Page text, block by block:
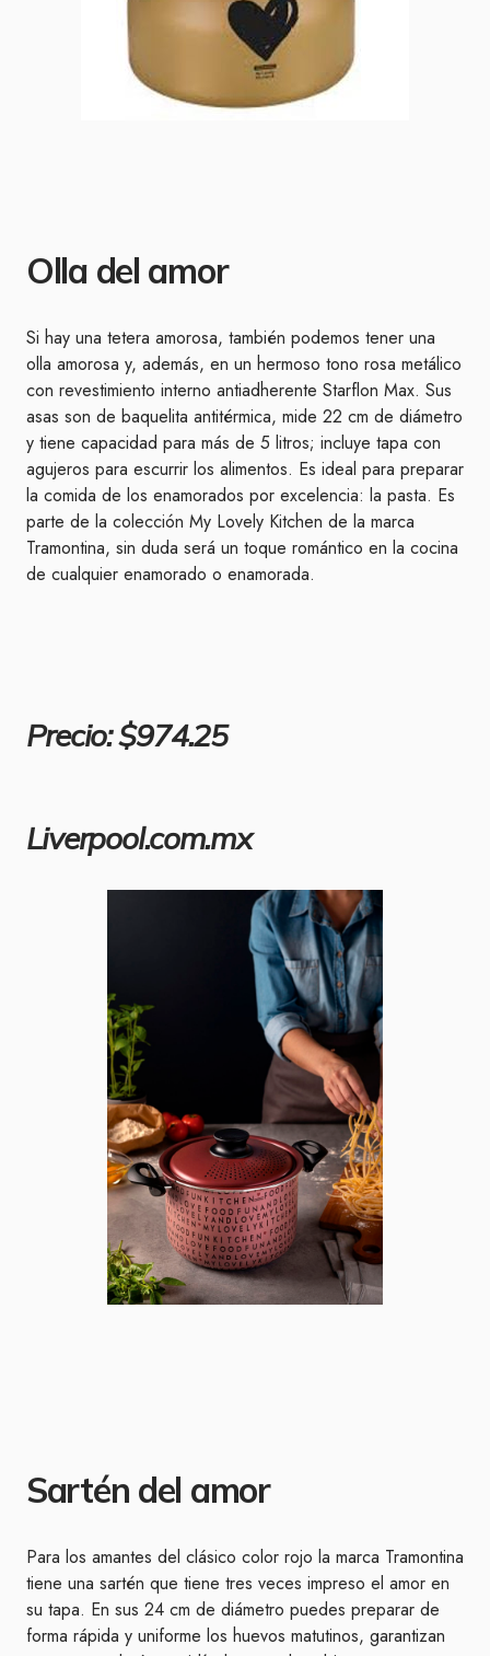
Olla del amor
Si hay una tetera amorosa, también podemos tener una
olla amorosa y, además, en un hermoso tono rosa metálico
con revestimiento interno antiadherente Starflon Max. Sus
asas son de baquelita antitérmica, mide 22 cm de diámetro
y tiene capacidad para más de 5 litros; incluye tapa con
agujeros para escurrir los alimentos. Es ideal para preparar
la comida de los enamorados por excelencia: la pasta. Es
parte de la colección My Lovely Kitchen de la marca
Tramontina, sin duda será un toque romántico en la cocina
de cualquier enamorado o enamorada.
Precio: $974.25
Liverpool.com.mx
Sartén del amor
Para los amantes del clásico color rojo la marca Tramontina
tiene una sartén que tiene tres veces impreso el amor en
su tapa. En sus 24 cm de diámetro puedes preparar de
forma rápida y uniforme los huevos matutinos, garantizan